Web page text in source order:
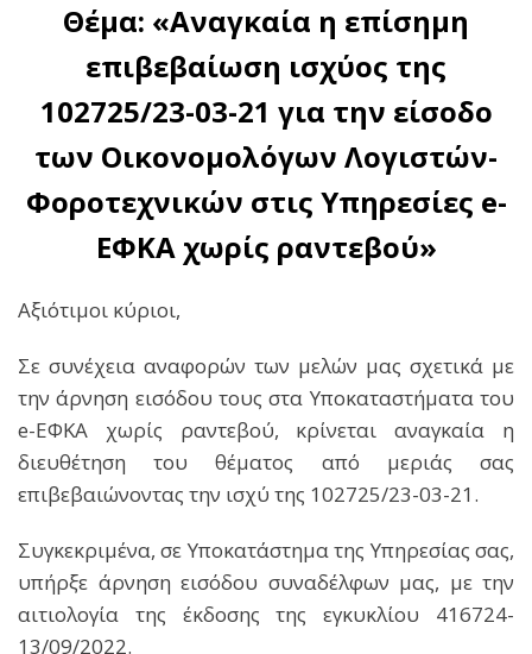
Θέμα: «Αναγκαία η επίσημη
επιβεβαίωση ισχύος της
102725/23-03-21 για την είσοδο
των Οικονομολόγων Λογιστών-
Φοροτεχνικών στις Υπηρεσίες e-
ΕΦΚΑ χωρίς ραντεβού»
Αξιότιμοι κύριοι,
Σε συνέχεια αναφορών των μελών μας σχετικά με
την άρνηση εισόδου τους στα Υποκαταστήματα του
e-ΕΦΚΑ χωρίς ραντεβού, κρίνεται αναγκαία η
διευθέτηση του θέματος από μεριάς σας
επιβεβαιώνοντας την ισχύ της 102725/23-03-21.
Συγκεκριμένα, σε Υποκατάστημα της Υπηρεσίας σας,
υπήρξε άρνηση εισόδου συναδέλφων μας, με την
αιτιολογία της έκδοσης της εγκυκλίου 416724-
13/09/2022.